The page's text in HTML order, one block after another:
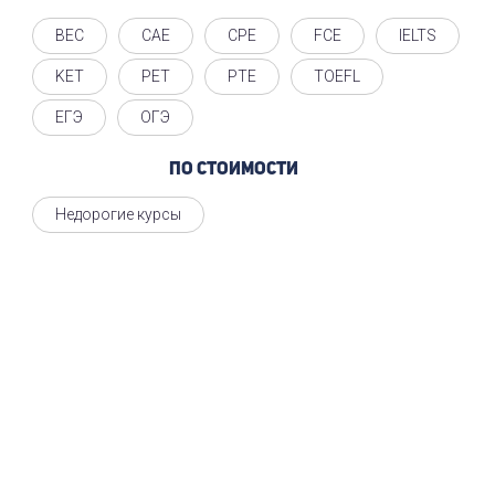
BEC CAE CPE FCE IELTS
KET PET PTE TOEFL
ЕГЭ ОГЭ
По стоимости
Недорогие курсы